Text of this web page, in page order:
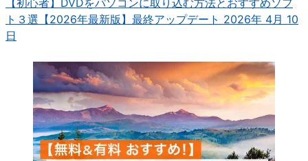
ト３選【2026年最新版】 最終アップデート 2026年 4月 10
日